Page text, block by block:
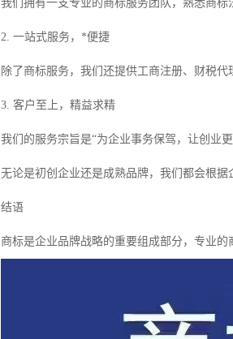
我们拥有一支专业的商标服务团队，熟悉商
2. 一站式服务，*便捷
除了商标服务，我们还提供工商注册、财税
3. 客户至上，精益求精
我们的服务宗旨是“为企业事务保驾，让创业更
无论是初创企业还是成熟品牌，我们都会根据
结语
商标是企业品牌战略的重要组成部分，专业